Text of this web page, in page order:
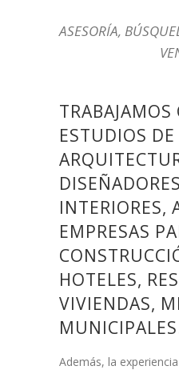
ASESORÍA,
TRABAJAMOS
ESTUDIOS DE
INTERIORES,
EMPRESAS
HOTELES,
VIVIENDAS,
Además, la